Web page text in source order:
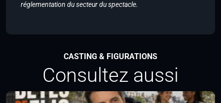
réglementation du secteur du spectacle.
CASTING & FIGURATIONS
Consultez aussi